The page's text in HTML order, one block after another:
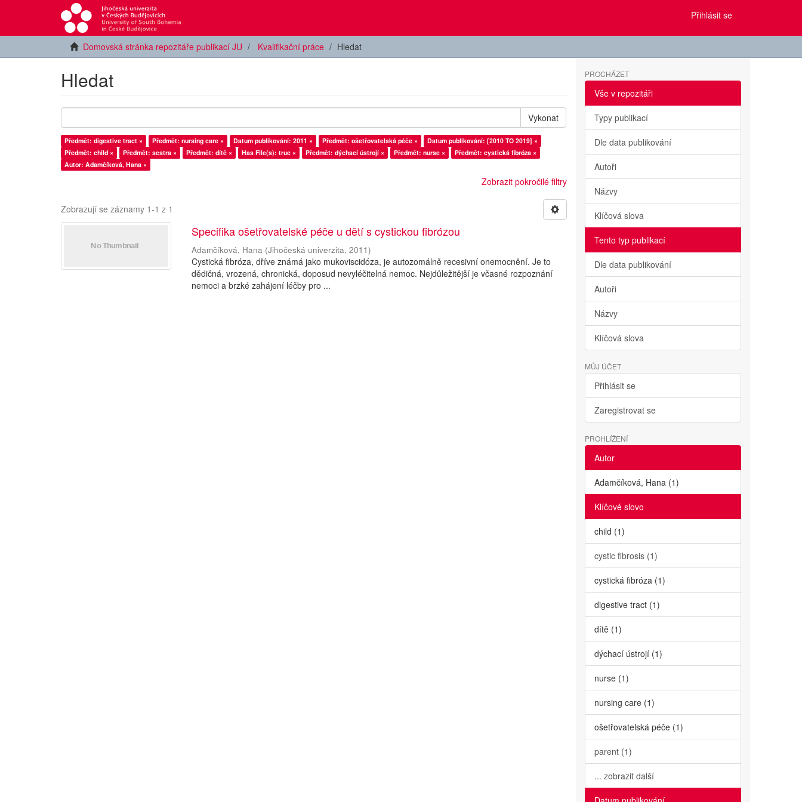
Přihlásit se
Domovská stránka repozitáře publikací JU Kvalifikační práce Hledat
Hledat
Vykonat
Předmět: digestive tract × Předmět: nursing care × Datum publikování: 2011 × Předmět: ošetřovatelská péče ×
Datum publikování: [2010 TO 2019] ×
Předmět: child ×
Předmět: sestra × Předmět: dítě × Has File(s): true × Předmět: dýchací ústrojí × Předmět: nurse ×
Předmět: cystická fibróza ×
Autor: Adamčíková, Hana ×
Zobrazit pokročilé filtry
Zobrazují se záznamy 1-1 z 1
Specifika ošetřovatelské péče u dětí s cystickou fibrózou
Adamčíková, Hana (Jihočeská univerzita,2011)
Cystická fibróza, dříve známá jako mukoviscidóza, je autozomálně recesivní onemocnění. Je to
dědičná, vrozená, chronická, doposud nevyléčitelná nemoc. Nejdůležitější je včasné rozpoznání
nemoci a brzké zahájení léčby pro ...
PROCHÁZET
Vše v repozitáři
Typy publikací
Dle data publikování
Autoři
Názvy
Klíčová slova
Tento typ publikací
Dle data publikování
Autoři
Názvy
Klíčová slova
MŮJ ÚČET
Přihlásit se
Zaregistrovat se
PROHLÍŽENÍ
Autor
Adamčíková, Hana (1)
Klíčové slovo
child (1)
cystic fibrosis (1)
cystická fibróza (1)
digestive tract (1)
dítě (1)
dýchací ústrojí (1)
nurse (1)
nursing care (1)
ošetřovatelská péče (1)
parent (1)
... zobrazit další